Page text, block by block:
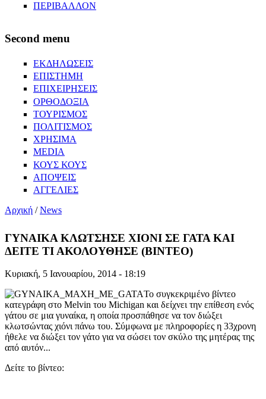
ΠΕΡΙΒΑΛΛΟΝ
Second menu
ΕΚΔΗΛΩΣΕΙΣ
ΕΠΙΣΤΗΜΗ
ΕΠΙΧΕΙΡΗΣΕΙΣ
ΟΡΘΟΔΟΞΙΑ
ΤΟΥΡΙΣΜΟΣ
ΠΟΛΙΤΙΣΜΟΣ
ΧΡΗΣΙΜΑ
MEDIA
ΚΟΥΣ ΚΟΥΣ
ΑΠΟΨΕΙΣ
ΑΓΓΕΛΙΕΣ
Αρχική /News
ΓΥΝΑΙΚΑ ΚΛΩΤΣΗΣΕ ΧΙΟΝΙ ΣΕ ΓΑΤΑ ΚΑΙ
ΔΕΙΤΕ ΤΙ ΑΚΟΛΟΥΘΗΣΕ (ΒΙΝΤΕΟ)
Κυριακή, 5 Ιανουαρίου, 2014 - 18:19
Το συγκεκριμένο βίντεο
κατεγράφη στο Melvin του Michigan και δείχνει την επίθεση ενός
γάτου σε μια γυναίκα, η οποία προσπάθησε να τον διώξει
κλωτσώντας χιόνι πάνω του. Σύμφωνα με πληροφορίες η 33χρονη
ήθελε να διώξει τον γάτο για να σώσει τον σκύλο της μητέρας της
από αυτόν...
Δείτε το βίντεο: